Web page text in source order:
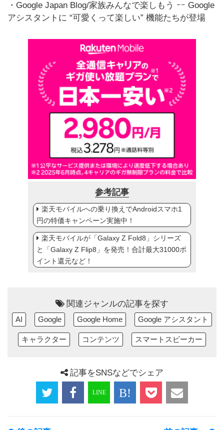
・Google Japan Blog/家族みんなで楽しもう ｰｰ Google
アシスタントに “可愛くって楽しい” 機能たちが登場
参考記事
楽天モバイルへの乗り換えでAndroidスマホ1
円の特価キャンペーン実施中！
楽天モバイルが「Galaxy Z Fold8」シリーズ
と「Galaxy Z Flip8」を発売！合計最大31000ポ
イント還元など！
関連ジャンルの記事を探す
AI Google Google Home Google アシスタント
キャラクター コンテンツ スマートスピーカー
記事をSNSなどでシェア